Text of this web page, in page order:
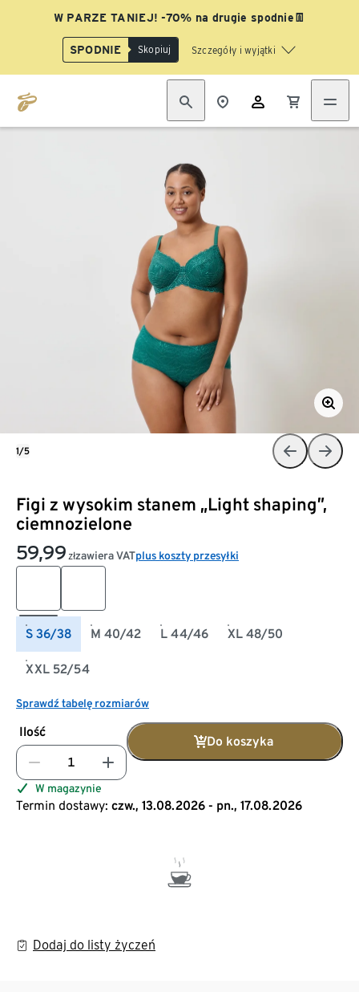
W PARZE TANIEJ! -70% na drugie spodnie👖
SPODNIE Skopiuj Szczegóły i wyjątki
Figi z wysokim stanem „Light shaping”,
ciemnozielone
59,99 złzawiera VATplus koszty przesyłki
S 36/38 M 40/42 L 44/46 XL 48/50
XXL 52/54
Sprawdź tabelę rozmiarów
Ilość
Do koszyka
W magazynie
Termin dostawy: czw., 13.08.2026 - pn., 17.08.2026
Dodaj do listy życzeń
1/5